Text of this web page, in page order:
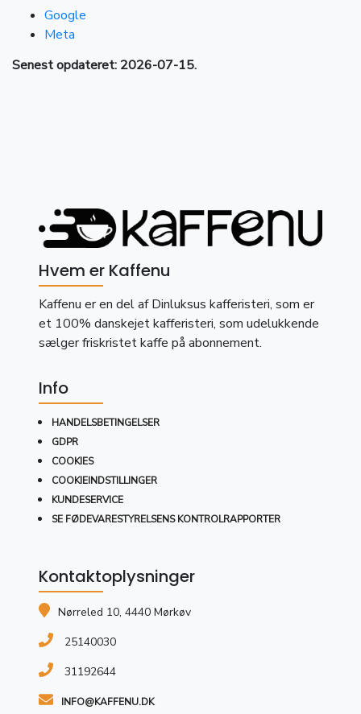
Google
Meta
Senest opdateret: 2026-07-15.
Hvem er Kaffenu
Kaffenu er en del af Dinluksus kafferisteri, som er
et 100% danskejet kafferisteri, som udelukkende
sælger friskristet kaffe på abonnement.
Info
HANDELSBETINGELSER
GDPR
COOKIES
COOKIEINDSTILLINGER
KUNDESERVICE
SE FØDEVARESTYRELSENS KONTROLRAPPORTER
Kontaktoplysninger
Nørreled 10, 4440 Mørkøv
25140030
31192644
INFO@KAFFENU.DK